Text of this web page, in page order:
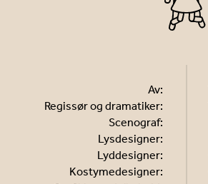
Av:
Regissør og dramatiker:
Scenograf:
Lysdesigner:
Lyddesigner:
Kostymedesigner: